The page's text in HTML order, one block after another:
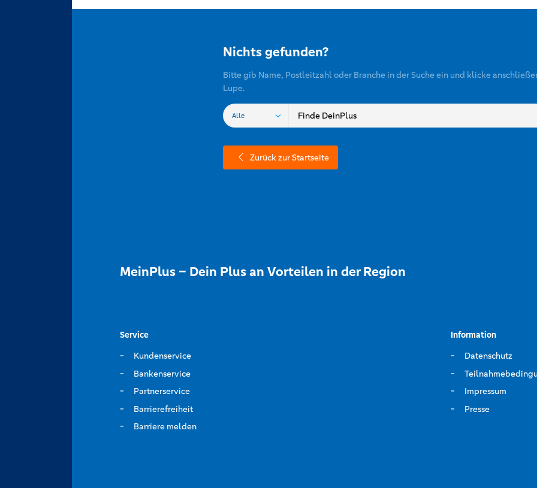
Nichts gefunden?
Bitte gib Name, Postleitzahl oder Branche in der Suche ein und klicke
Lupe.
Zurück zur Startseite
MeinPlus – Dein Plus an Vorteilen in der Region
Service
Kundenservice
Bankenservice
Partnerservice
Barrierefreiheit
Barriere melden
Information
Datenschutz
Impressum
Presse